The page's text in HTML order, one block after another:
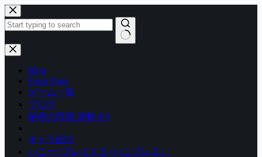
コ
ン
テ
ン
ツ
結
Blog
Front Page
ゲーム一覧
ブログ
秘密の部屋 謎解き0
キャラ紹介
ハニー×ブレイド２ (ハニブレ２）